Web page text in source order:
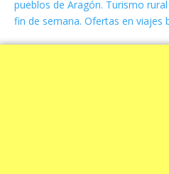
pueblos de Aragón. Turismo
fin de semana. Ofertas en viajes